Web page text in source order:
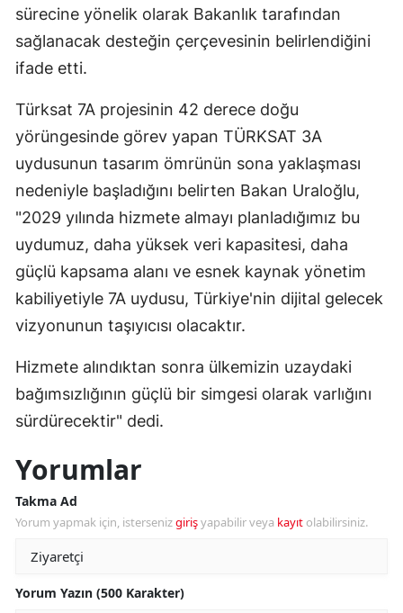
sürecine yönelik olarak Bakanlık tarafından
sağlanacak desteğin çerçevesinin belirlendiğini
ifade etti.
Türksat 7A projesinin 42 derece doğu
yörüngesinde görev yapan TÜRKSAT 3A
uydusunun tasarım ömrünün sona yaklaşması
nedeniyle başladığını belirten Bakan Uraloğlu,
"2029 yılında hizmete almayı planladığımız bu
uydumuz, daha yüksek veri kapasitesi, daha
güçlü kapsama alanı ve esnek kaynak yönetim
kabiliyetiyle 7A uydusu, Türkiye'nin dijital gelecek
vizyonunun taşıyıcısı olacaktır.
Hizmete alındıktan sonra ülkemizin uzaydaki
bağımsızlığının güçlü bir simgesi olarak varlığını
sürdürecektir" dedi.
Yorumlar
Takma Ad
Yorum yapmak için, istersenizgirişyapabilir veya kayıt olabilirsiniz.
Yorum Yazın (500 Karakter)